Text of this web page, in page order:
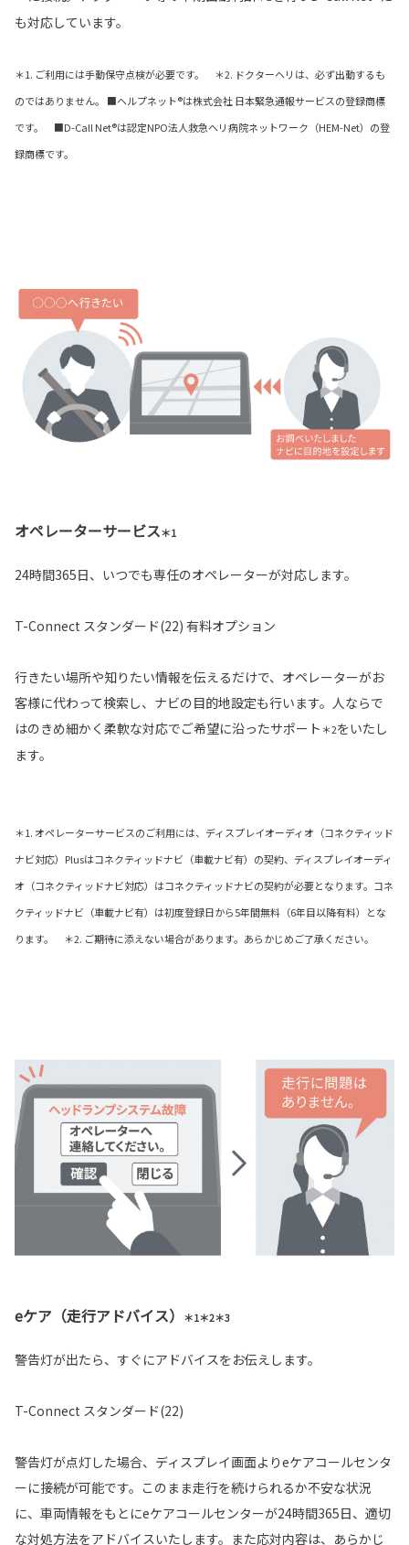
も対応しています。
＊1. ご利用には手動保守点検が必要です。 ＊2. ドクターヘリは、必ず出動するも
のではありません。 ■ヘルプネット®は株式会社 日本緊急通報サービスの登録商標
です。 ■D-Call Net®は認定NPO法人救急ヘリ病院ネットワーク（HEM-Net）の登
録商標です。
オペレーターサービス＊1
24時間365日、いつでも専任のオペレーターが対応します。
T-Connect スタンダード(22) 有料オプション
行きたい場所や知りたい情報を伝えるだけで、オペレーターがお
客様に代わって検索し、ナビの目的地設定も行います。人ならで
はのきめ細かく柔軟な対応でご希望に沿ったサポート ＊2をいたし
ます。
＊1. オペレーターサービスのご利用には、ディスプレイオーディオ（コネクティッド
ナビ対応）Plusはコネクティッドナビ（車載ナビ有）の契約、ディスプレイオーディ
オ（コネクティッドナビ対応）はコネクティッドナビの契約が必要となります。コネ
クティッドナビ（車載ナビ有）は初度登録日から5年間無料（6年目以降有料）とな
ります。 ＊2. ご期待に添えない場合があります。あらかじめご了承ください。
eケア（走行アドバイス） ＊1＊2＊3
警告灯が出たら、すぐにアドバイスをお伝えします。
T-Connect スタンダード(22)
警告灯が点灯した場合、ディスプレイ画面よりeケアコールセンタ
ーに接続が可能です。このまま走行を続けられるか不安な状況
に、車両情報をもとにeケアコールセンターが24時間365日、適切
な対処方法をアドバイスいたします。また応対内容は、あらかじ